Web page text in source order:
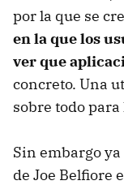
por la que se
en la que los
ver que
concreto. Una
sobre todo
Sin embargo
de Joe Belfiore